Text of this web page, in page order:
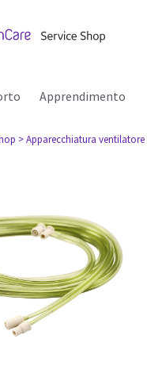
Apprendimento
> Apparecchiatura ventilatore